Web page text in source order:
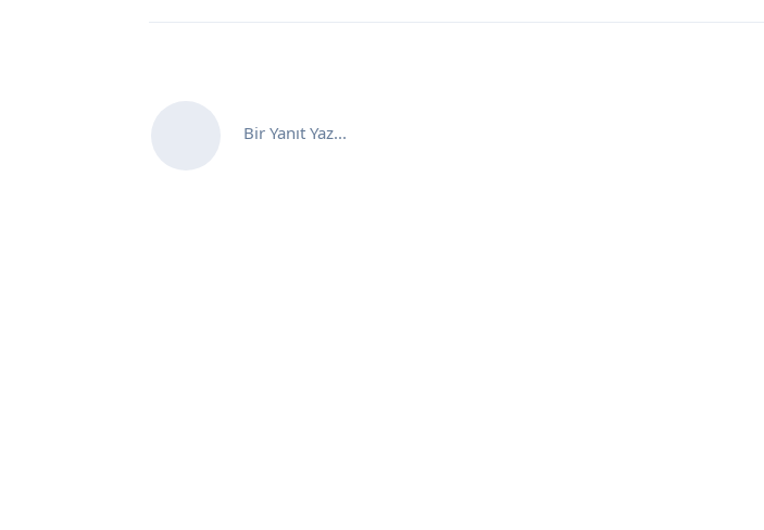
Bir Yanıt Yaz...